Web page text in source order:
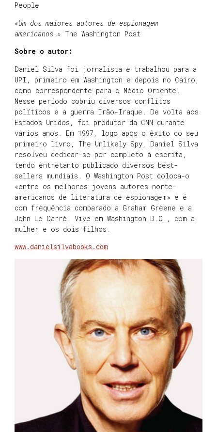
People
«Um dos maiores autores de espionagem
americanos.» The Washington Post
Sobre o autor:
Daniel Silva foi jornalista e trabalhou para a
UPI, primeiro em Washington e depois no Cairo,
como correspondente para o Médio Oriente.
Nesse período cobriu diversos conflitos
políticos e a guerra Irão-Iraque. De volta aos
Estados Unidos, foi produtor da CNN durante
vários anos. Em 1997, logo após o êxito do seu
primeiro livro, The Unlikely Spy, Daniel Silva
resolveu dedicar-se por completo à escrita,
tendo entretanto publicado diversos best-
sellers mundiais. O Washington Post coloca-o
«entre os melhores jovens autores norte-
americanos de literatura de espionagem» e é
com frequência comparado a Graham Greene e a
John Le Carré. Vive em Washington D.C., com a
mulher e os dois filhos.
www.danielsilvabooks.com